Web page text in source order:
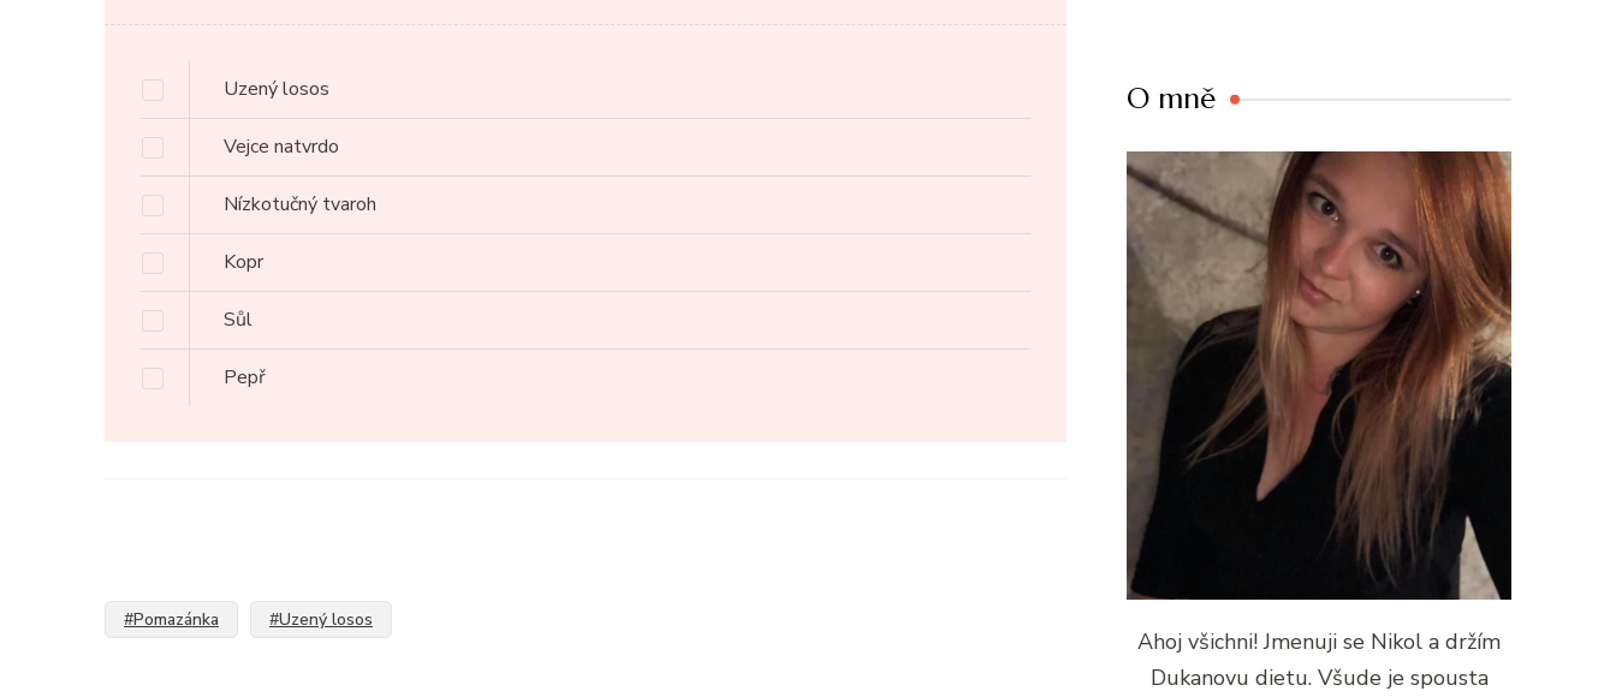
Uzený losos
Vejce natvrdo
Nízkotučný tvaroh
Kopr
Sůl
Pepř
#Pomazánka #Uzený losos
O mně
Ahoj všichni! Jmenuji se Nikol a držím
Dukanovu dietu. Všude je spousta